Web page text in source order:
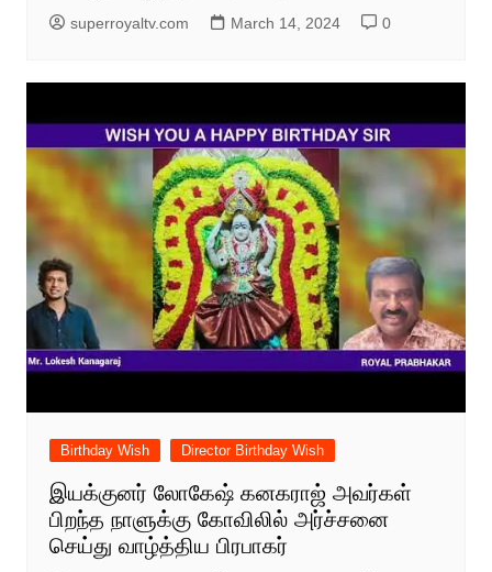
superroyaltv.com March 14, 2024 0
Birthday Wish Director Birthday Wish
இயக்குனர் லோகேஷ் கனகராஜ் அவர்கள்
பிறந்த நாளுக்கு கோவிலில் அர்ச்சனை
செய்து வாழ்த்திய பிரபாகர்